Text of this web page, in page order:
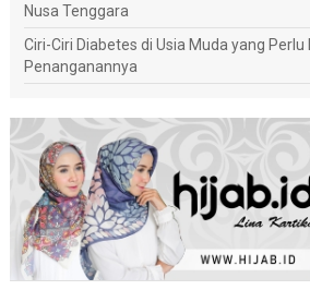
Nusa Tenggara
Ciri-Ciri Diabetes di Usia Muda yang
Penanganannya